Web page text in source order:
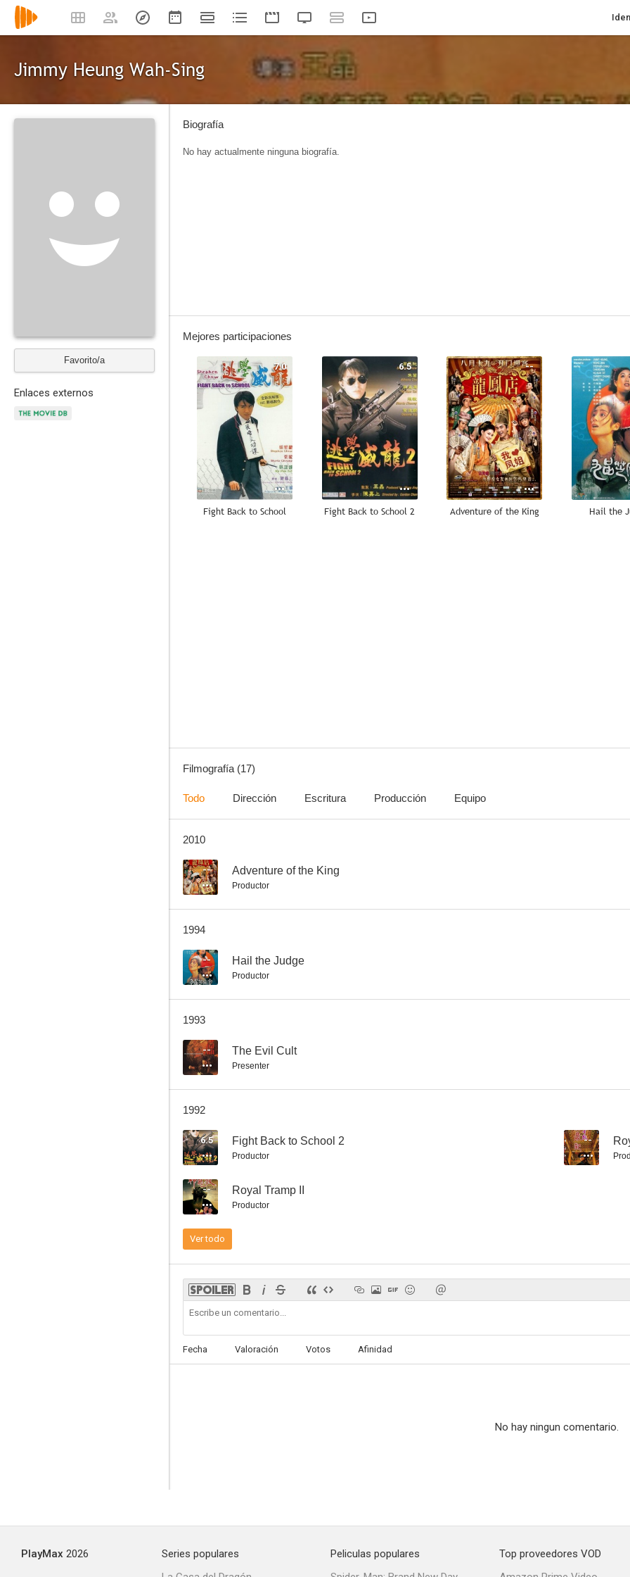
Jimmy Heung Wah-Sing
Favorito/a
Enlaces externos
Biografía
No hay actualmente ninguna biografía.
Mejores participaciones
7.0
Fight Back to School
6.5
Fight Back to School 2
--
Adventure of the King Hail the
Kung Fu vs Acrobatic
Filmografía (17)
Todo Dirección Escritura Producción Equipo
2010
-- Adventure of the King
Productor
1994
-- Hail the Judge
Productor
1993
-- The Evil Cult
Presenter
1992
6.5 Fight Back to School 2
Productor
--
-- Royal Tramp II
Productor
Ver todo
Fecha Valoración Votos Afinidad
No hay ningun comentario.
PlayMax 2026
Series populares
Peliculas populares
Top proveedores VOD